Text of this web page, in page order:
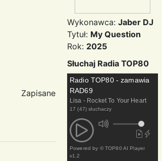
Zapisane
Wykonawca: Jaber DJ
Tytuł: My Question
Rok: 2025
Słuchaj Radia TOP80
Radio TOP80 - zamawia
RAD69
Lisa - Rocket To Your Heart
17 (47) słuchaczy
Powered by © TOP80 AI Player
v1.2